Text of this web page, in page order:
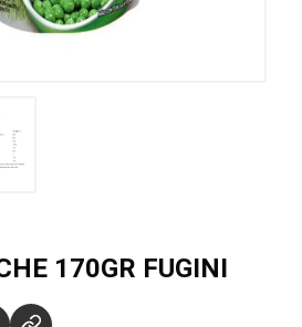
170GR FUGINI